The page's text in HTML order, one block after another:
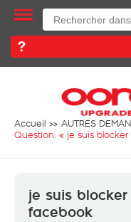
Accueil
AUTRES
Question: « je suis
je suis
facebook